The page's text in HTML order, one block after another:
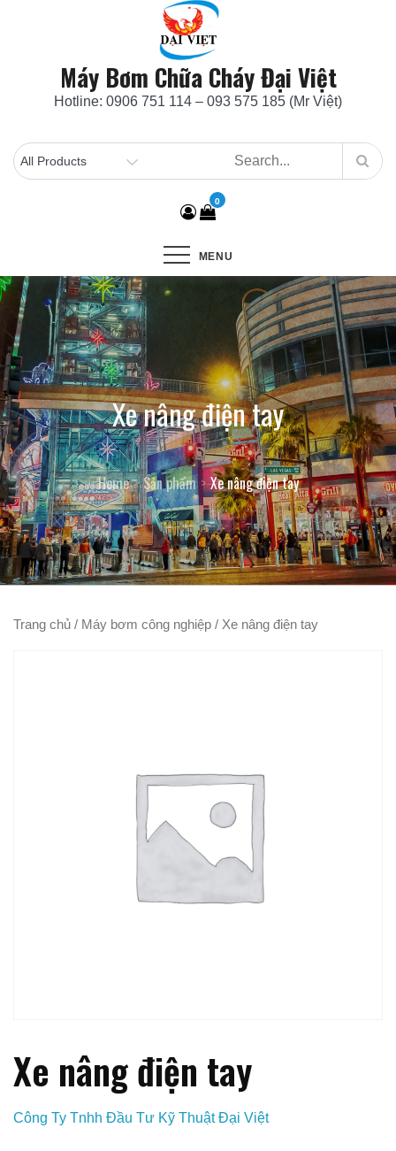
Máy Bơm Chữa Cháy Đại Việt
Hotline: 0906 751 114 – 093 575 185 (Mr Việt)
0
MENU
Xe nâng điện tay
Home Sản phẩm Xe nâng điện tay
Trang chủ / Máy bơm công nghiệp / Xe nâng điện tay
Xe nâng điện tay
Công Ty Tnhh Đầu Tư Kỹ Thuật Đại Việt